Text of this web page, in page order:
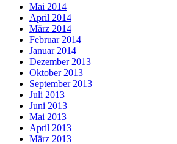
Mai 2014
April 2014
März 2014
Februar 2014
Januar 2014
Dezember 2013
Oktober 2013
September 2013
Juli 2013
Juni 2013
Mai 2013
April 2013
März 2013